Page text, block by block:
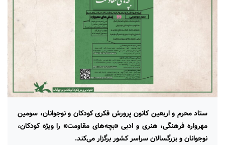
ستاد محرم و اربعین کانون پرورش فکری کودکان و نوجوانان، سومین
مهرواره فرهنگی، هنری و ادبی «بچه‌های مقاومت» را ویژه کودکان،
نوجوانان و بزرگسالان سراسر کشور برگزار می‌کند.